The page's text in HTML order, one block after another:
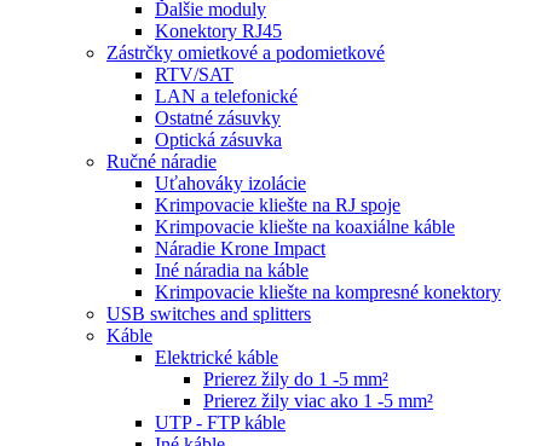
Ďalšie moduly
Konektory RJ45
Zástrčky omietkové a podomietkové
RTV/SAT
LAN a telefonické
Ostatné zásuvky
Optická zásuvka
Ručné náradie
Uťahováky izolácie
Krimpovacie kliešte na RJ spoje
Krimpovacie kliešte na koaxiálne káble
Náradie Krone Impact
Iné náradia na káble
Krimpovacie kliešte na kompresné konektory
USB switches and splitters
Káble
Elektrické káble
Prierez žily do 1 -5 mm²
Prierez žily viac ako 1 -5 mm²
UTP - FTP káble